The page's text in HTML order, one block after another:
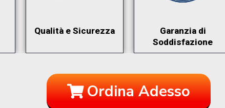
Qualità e Sicurezza
Garanzia di
Soddisfazione
Ordina Adesso